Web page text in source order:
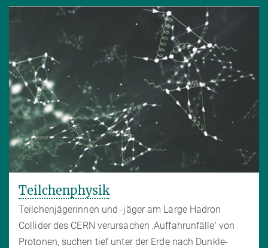
Teilchenphysik
Teilchenjägerinnen und -jäger am Large Hadron
Collider des CERN verursachen ‚Auffahrunfälle‘ von
Protonen, suchen tief unter der Erde nach Dunkle-